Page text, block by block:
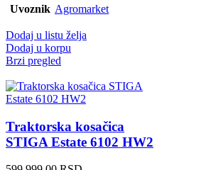
Uvoznik Agromarket
Dodaj u listu želja
Dodaj u korpu
Brzi pregled
Traktorska kosačica
STIGA Estate 6102 HW2